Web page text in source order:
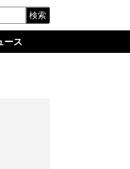
検索
ース